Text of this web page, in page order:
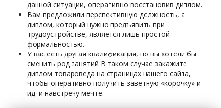
данной ситуации, оперативно восстановив диплом.
Вам предложили перспективную должность, а
диплом, который нужно предъявить при
трудоустройстве, является лишь простой
формальностью.
У вас есть другая квалификация, но вы хотели бы
сменить род занятий В таком случае закажите
диплом товароведа на страницах нашего сайта,
чтобы оперативно получить заветную «корочку» и
идти навстречу мечте.